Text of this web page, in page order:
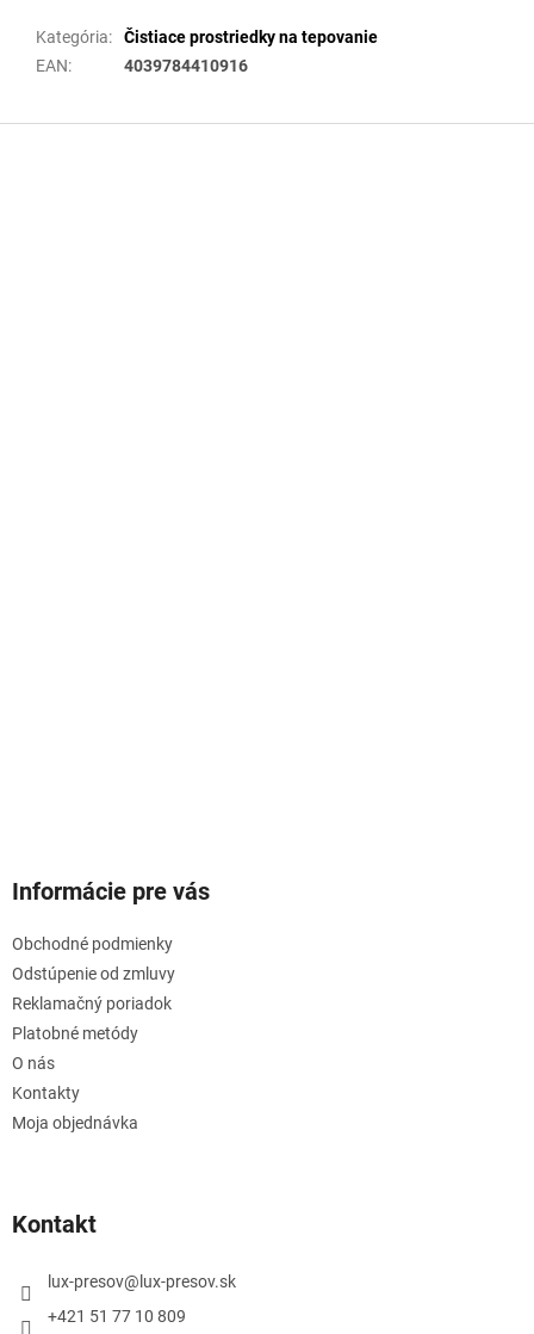
Kategória:
Čistiace prostriedky na tepovanie
EAN: 4039784410916
Informácie pre vás
Obchodné podmienky
Odstúpenie od zmluvy
Reklamačný poriadok
Platobné metódy
O nás
Kontakty
Moja objednávka
Kontakt
lux-presov@ lux-presov.sk
+421 51 77 10 809